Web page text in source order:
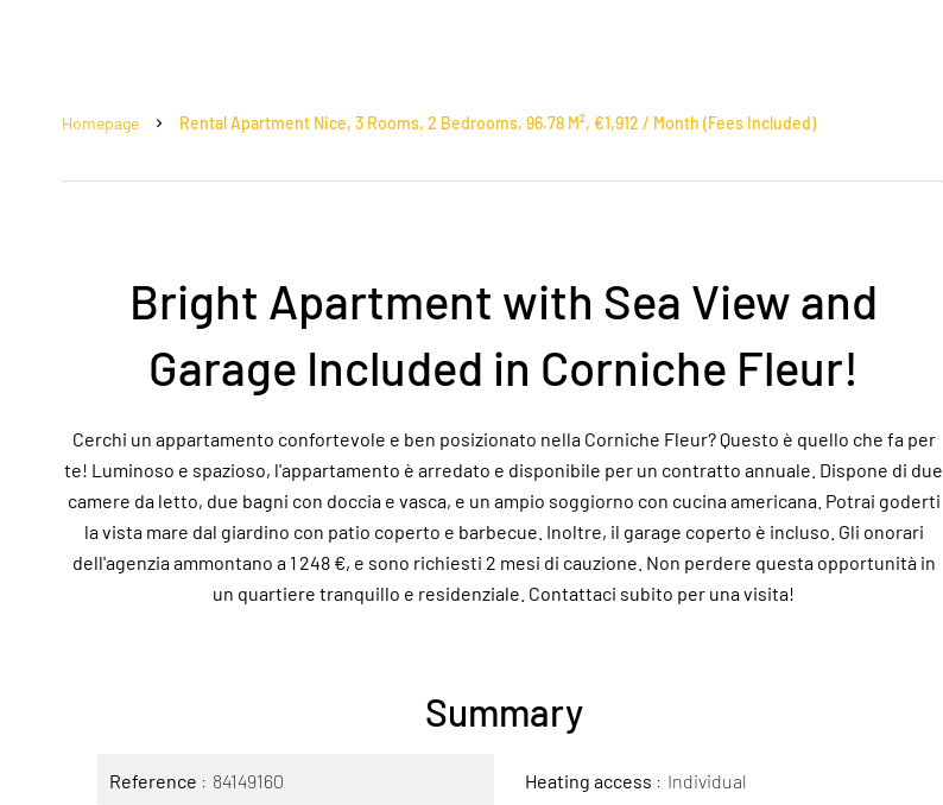
Homepage Rental Apartment Nice, 3 Rooms, 2 Bedrooms, 96.78 M², €1,912 / Month (Fees Included)
Bright Apartment with Sea View and
Garage Included in Corniche Fleur!
Cerchi un appartamento confortevole e ben posizionato nella Corniche Fleur? Questo è quello che fa per
te! Luminoso e spazioso, l'appartamento è arredato e disponibile per un contratto annuale. Dispone di due
camere da letto, due bagni con doccia e vasca, e un ampio soggiorno con cucina americana. Potrai goderti
la vista mare dal giardino con patio coperto e barbecue. Inoltre, il garage coperto è incluso. Gli onorari
dell'agenzia ammontano a 1 248 €, e sono richiesti 2 mesi di cauzione. Non perdere questa opportunità in
un quartiere tranquillo e residenziale. Contattaci subito per una visita!
Summary
Reference 84149160 Heating access Individual